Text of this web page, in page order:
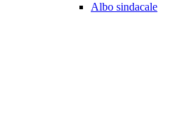
Albo sindacale